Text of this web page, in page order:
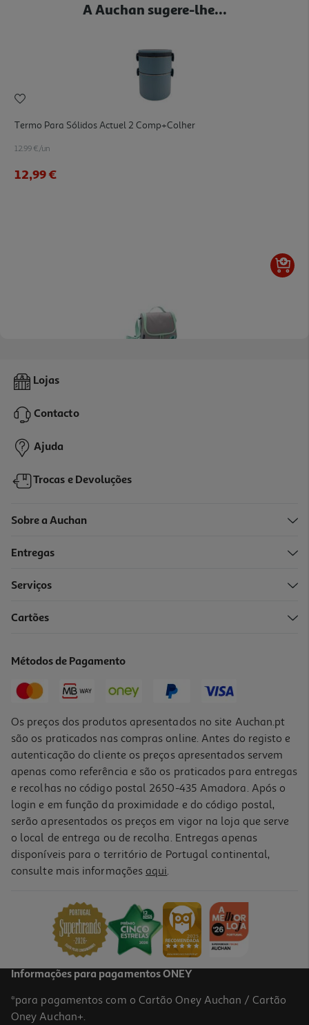
A Auchan sugere-lhe...
Termo Para Sólidos Actuel 2 Comp+colher
12.99 €/un
12,99 €
Lancheira Térmica Luminarc Cinzento/verde 25x12x19cm
12,99 €
Lojas
Contacto
Ajuda
Trocas e Devoluções
Sobre a Auchan
Entregas
Serviços
Cartões
Métodos de Pagamento
Os preços dos produtos apresentados no site Auchan.pt
são os praticados nas compras online. Antes do registo e
autenticação do cliente os preços apresentados servem
apenas como referência e são os praticados para entregas
e recolhas no código postal 2650-435 Amadora. Após o
login e em função da proximidade e do código postal,
serão apresentados os preços em vigor na loja que serve
o local de entrega ou de recolha. Entregas apenas
disponíveis para o território de Portugal continental,
consulte mais informações aqui.
Informações para pagamentos ONEY
*para pagamentos com o Cartão Oney Auchan / Cartão
Oney Auchan+.